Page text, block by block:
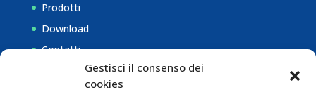
Gestisci il consenso dei
cookies
Prodotti
Download
Contatti